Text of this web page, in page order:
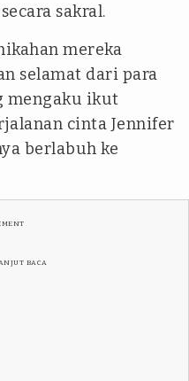
sakral.
mereka
selamat dari para
mengaku ikut
cinta Jennifer
berlabuh ke
BACA